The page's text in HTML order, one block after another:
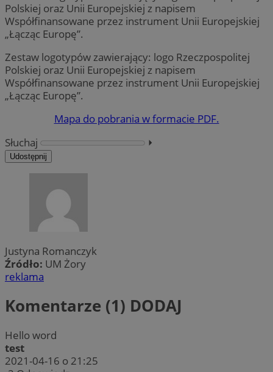
Zestaw logotypów zawierający: logo Rzeczpospolitej
Polskiej oraz Unii Europejskiej z napisem
Współfinansowane przez instrument Unii Europejskiej
„Łącząc Europę”.
Mapa do pobrania w formacie PDF.
Słuchaj
⏵︎
Udostępnij
Justyna Romanczyk
Źródło: UM Żory
reklama
Komentarze (1) DODAJ
Hello word
test
2021-04-16 o 21:25